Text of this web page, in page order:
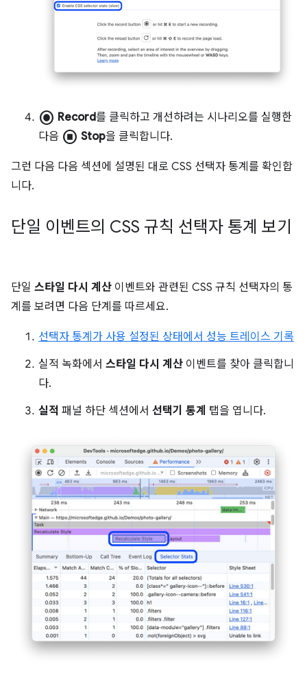
radio_button_checked Record를 클릭하고 개선하려는 시나리오를 실행한
다음 stop_circle Stop을 클릭합니다.
그런 다음 다음 섹션에 설명된 대로 CSS 선택자 통계를 확인합
니다.
단일 이벤트의 CSS 규칙 선택자 통계 보기
단일 스타일 다시 계산 이벤트와 관련된 CSS 규칙 선택자의 통
계를 보려면 다음 단계를 따르세요.
선택자 통계가 사용 설정된 상태에서 성능 트레이스 기록
실적 녹화에서 스타일 다시 계산 이벤트를 찾아 클릭합니
다.
실적 패널 하단 섹션에서 선택기 통계 탭을 엽니다.